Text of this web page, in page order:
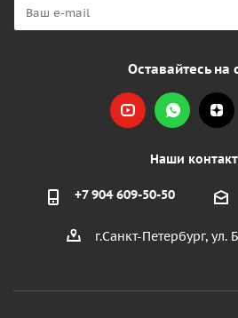
Оставайтесь на
Наши
+7 904 609-50-50
г.Санкт-Петербург, ул.